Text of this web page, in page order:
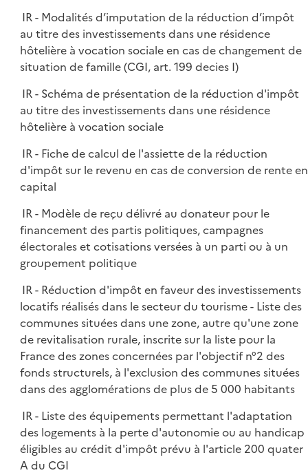
IR - Modalités d’imputation de la réduction d’impôt
au titre des investissements dans une résidence
hôtelière à vocation sociale en cas de changement de
situation de famille (CGI, art. 199 decies I)
IR - Schéma de présentation de la réduction d'impôt
au titre des investissements dans une résidence
hôtelière à vocation sociale
IR - Fiche de calcul de l'assiette de la réduction
d'impôt sur le revenu en cas de conversion de rente en
capital
IR - Modèle de reçu délivré au donateur pour le
financement des partis politiques, campagnes
électorales et cotisations versées à un parti ou à un
groupement politique
IR - Réduction d'impôt en faveur des investissements
locatifs réalisés dans le secteur du tourisme - Liste des
communes situées dans une zone, autre qu'une zone
de revitalisation rurale, inscrite sur la liste pour la
France des zones concernées par l'objectif n°2 des
fonds structurels, à l'exclusion des communes situées
dans des agglomérations de plus de 5 000 habitants
IR - Liste des équipements permettant l'adaptation
des logements à la perte d'autonomie ou au handicap
éligibles au crédit d'impôt prévu à l'article 200 quater
A du CGI